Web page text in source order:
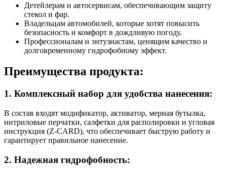
Детейлерам и автосервисам, обеспечивающим защиту
стекол и фар.
Владельцам автомобилей, которые хотят повысить
безопасность и комфорт в дождливую погоду.
Профессионалам и энтузиастам, ценящим качество и
долговременному гидрофобному эффект.
Преимущества продукта:
1. Комплексный набор для удобства нанесения:
В состав входят модификатор, активатор, мерная бутылка,
нитриловые перчатки, салфетки для располировки и угловая
инструкция (Z-CARD), что обеспечивает быструю работу и
гарантирует правильное нанесение.
2. Надежная гидрофобность: